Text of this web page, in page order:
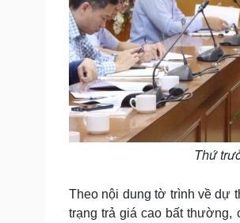
Thứ
Theo nội dung tờ trình về dự
trạng trả giá cao bất thường,